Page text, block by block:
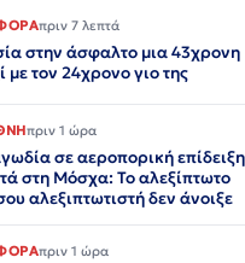
πριν 7 λεπτά
στην άσφαλτο μια 43χρονη
με τον 24χρονο γιο της
πριν 1 ώρα
σε αεροπορική επίδειξη
στη Μόσχα: Το αλεξίπτωτο
αλεξιπτωτιστή δεν άνοιξε
πριν 1 ώρα